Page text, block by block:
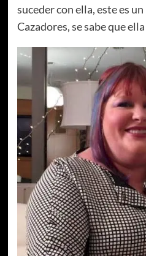
suceder con ella, este es
Cazadores, se sabe que